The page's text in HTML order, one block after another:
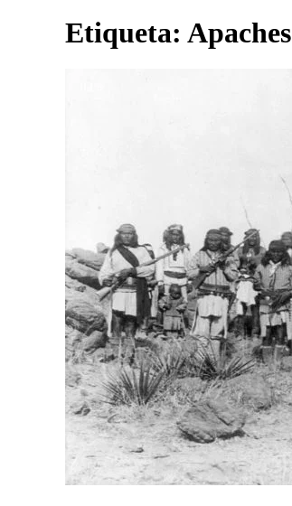
Etiqueta: Apaches